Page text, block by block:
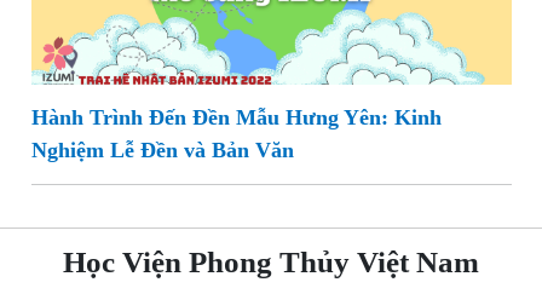
Hành Trình Đến Đền Mẫu Hưng Yên: Kinh
Nghiệm Lễ Đền và Bản Văn
Học Viện Phong Thủy Việt Nam